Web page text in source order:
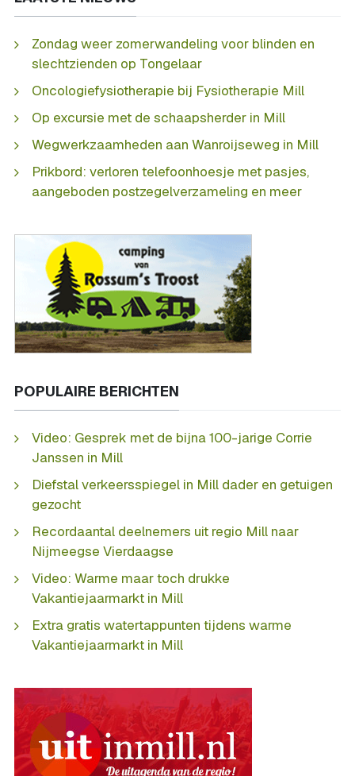
Zondag weer zomerwandeling voor blinden en
slechtzienden op Tongelaar
Oncologiefysiotherapie bij Fysiotherapie Mill
Op excursie met de schaapsherder in Mill
Wegwerkzaamheden aan Wanroijseweg in Mill
Prikbord: verloren telefoonhoesje met pasjes,
aangeboden postzegelverzameling en meer
POPULAIRE BERICHTEN
Video: Gesprek met de bijna 100-jarige Corrie
Janssen in Mill
Diefstal verkeersspiegel in Mill dader en getuigen
gezocht
Recordaantal deelnemers uit regio Mill naar
Nijmeegse Vierdaagse
Video: Warme maar toch drukke
Vakantiejaarmarkt in Mill
Extra gratis watertappunten tijdens warme
Vakantiejaarmarkt in Mill